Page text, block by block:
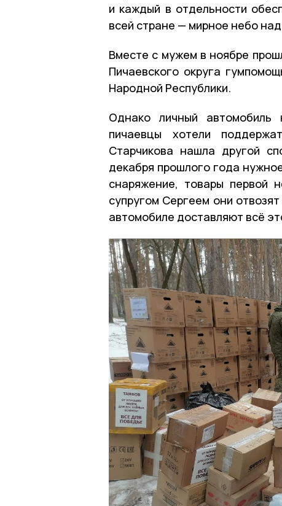
и каждый в отдельности
всей стране — мирное небо
Вместе с мужем в ноябре
Пичаевского округа
Народной Республики.
Однако личный
пичаевцы хотели
Старчикова нашла другой
декабря прошлого года
снаряжение, товары первой
супругом Сергеем они
автомобиле доставляют всё